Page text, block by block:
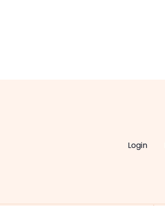
Login